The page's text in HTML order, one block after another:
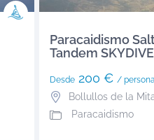
Paracaidismo
Tandem
Desde200 € / persona
Bollullos de la
Paracaidismo